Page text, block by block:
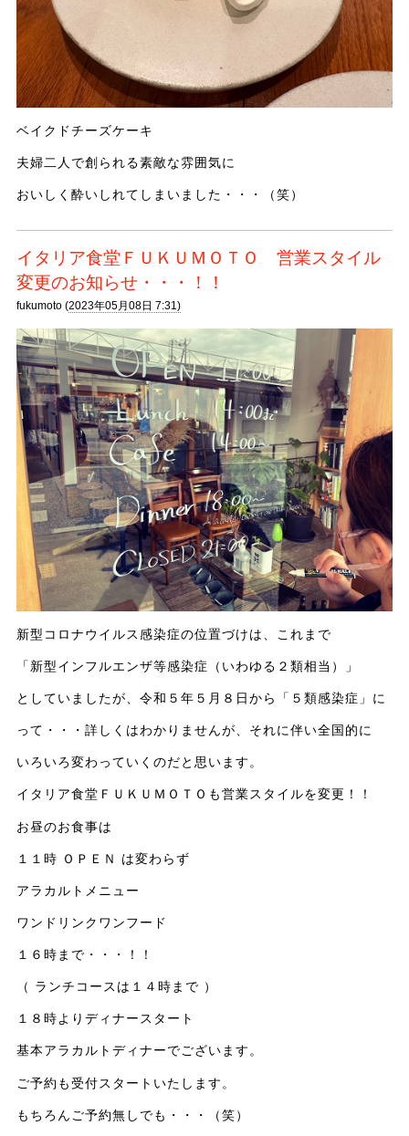
ベイクドチーズケーキ
夫婦二人で創られる素敵な雰囲気に
おいしく酔いしれてしまいました・・・（笑）
イタリア食堂ＦＵＫＵＭＯＴＯ 営業スタイル
変更のお知らせ・・・！！
fukumoto (2023年05月08日 7:31)
新型コロナウイルス感染症の位置づけは、これまで
「新型インフルエンザ等感染症（いわゆる２類相当）」
としていましたが、令和５年５月８日から「５類感染症」に
って・・・詳しくはわかりませんが、それに伴い全国的に
いろいろ変わっていくのだと思います。
イタリア食堂ＦＵＫＵＭＯＴＯも営業スタイルを変更！！
お昼のお食事は
１１時 ＯＰＥＮ は変わらず
アラカルトメニュー
ワンドリンクワンフード
１６時まで・・・！！
（ ランチコースは１４時まで ）
１８時よりディナースタート
基本アラカルトディナーでございます。
ご予約も受付スタートいたします。
もちろんご予約無しでも・・・（笑）